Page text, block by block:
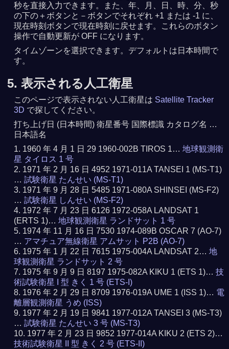
秒を直接入力できます。また、年、月、日、時、分、秒
の下の＋ボタンと－ボタンでそれぞれ +1 または -1 に、
現在時刻ボタンで現在時刻に戻せます。これらのボタン
操作で自動更新が OFF になります。
タイムゾーンを選択できます。デフォルトは日本時間で
す。
5. 表示される人工衛星
このページで表示されない人工衛星は Satellite Tracker
3D で探してください。
打ち上げ日 (日本時間) 衛星番号 国際標識 カタログ名 …
日本語名
1960 年 4 月 1 日 29 1960-002B TIROS 1…地球観測衛
星 タイロス 1 号
1971 年 2 月 16 日 4952 1971-011A TANSEI 1 (MS-T1)
…試験衛星 たんせい (MS-T1)
1971 年 9 月 28 日 5485 1971-080A SHINSEI (MS-F2)
…試験衛星 しんせい (MS-F2)
1972 年 7 月 23 日 6126 1972-058A LANDSAT 1
(ERTS 1)…地球観測衛星 ランドサット 1 号
1974 年 11 月 16 日 7530 1974-089B OSCAR 7 (AO-7)
… アマチュア無線衛星 アムサット P2B (AO-7)
1975 年 1 月 22 日 7615 1975-004A LANDSAT 2…地
球観測衛星 ランドサット 2 号
1975 年 9 月 9 日 8197 1975-082A KIKU 1 (ETS 1)…技
術試験衛星 I 型 きく 1 号 (ETS-I)
1976 年 2 月 29 日 8709 1976-019A UME 1 (ISS 1)… 電
離層観測衛星 うめ (ISS)
1977 年 2 月 19 日 9841 1977-012A TANSEI 3 (MS-T3)
…試験衛星 たんせい 3 号 (MS-T3)
1977 年 2 月 23 日 9852 1977-014A KIKU 2 (ETS 2)…
技術試験衛星 II 型 きく 2 号 (ETS-II)